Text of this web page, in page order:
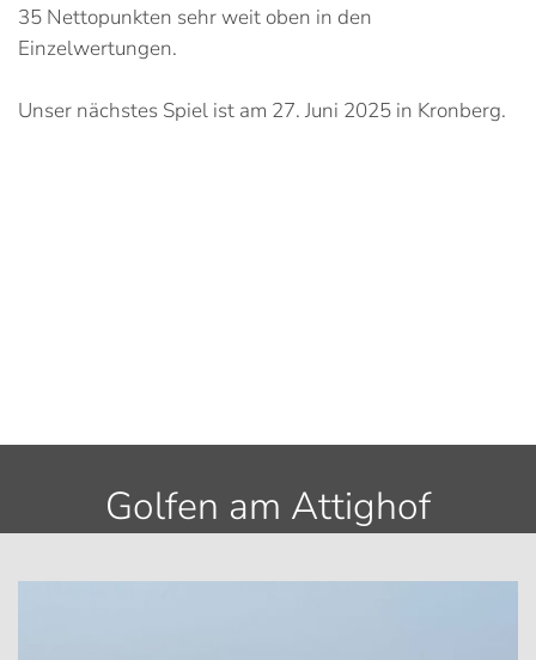
35 Nettopunkten sehr weit oben in den
Einzelwertungen.
Unser nächstes Spiel ist am 27. Juni 2025 in Kronberg.
Golfen am Attighof